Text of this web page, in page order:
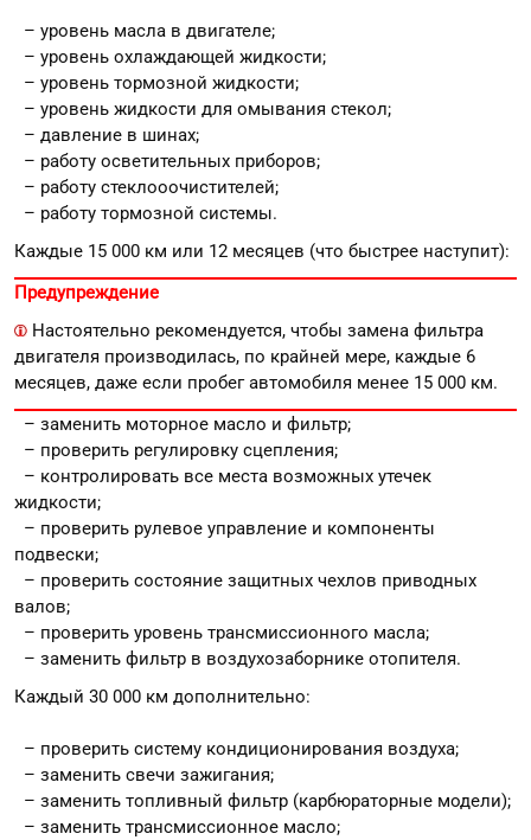
– уровень масла в двигателе;
– уровень охлаждающей жидкости;
– уровень тормозной жидкости;
– уровень жидкости для омывания стекол;
– давление в шинах;
– работу осветительных приборов;
– работу стеклооочистителей;
– работу тормозной системы.
Каждые 15 000 км или 12 месяцев (что быстрее наступит):
Предупреждение
Настоятельно рекомендуется, чтобы замена фильтра
двигателя производилась, по крайней мере, каждые 6
месяцев, даже если пробег автомобиля менее 15 000 км.
– заменить моторное масло и фильтр;
– проверить регулировку сцепления;
– контролировать все места возможных утечек
жидкости;
– проверить рулевое управление и компоненты
подвески;
– проверить состояние защитных чехлов приводных
валов;
– проверить уровень трансмиссионного масла;
– заменить фильтр в воздухозаборнике отопителя.
Каждый 30 000 км дополнительно:
– проверить систему кондиционирования воздуха;
– заменить свечи зажигания;
– заменить топливный фильтр (карбюраторные модели);
– заменить трансмиссионное масло;